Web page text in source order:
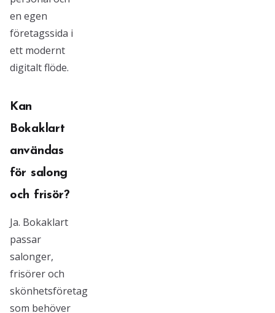
en egen
företagssida i
ett modernt
digitalt flöde.
Kan
Bokaklart
användas
för salong
och frisör?
Ja. Bokaklart
passar
salonger,
frisörer och
skönhetsföretag
som behöver